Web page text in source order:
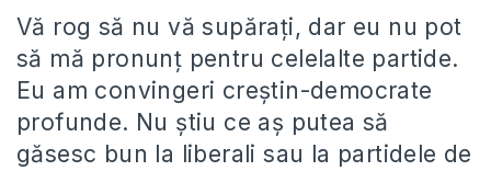
Vă rog să nu vă supăraţi, dar eu nu pot
să mă pronunţ pentru celelalte partide.
Eu am convingeri creştin-democrate
profunde. Nu ştiu ce aş putea să
găsesc bun la liberali sau la partidele de